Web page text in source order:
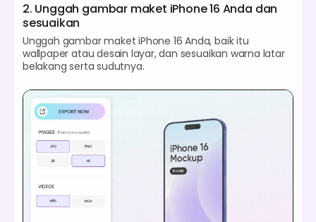
2. Unggah gambar maket iPhone 16 Anda dan
sesuaikan
Unggah gambar maket iPhone 16 Anda, baik itu
wallpaper atau desain layar, dan sesuaikan warna latar
belakang serta sudutnya.